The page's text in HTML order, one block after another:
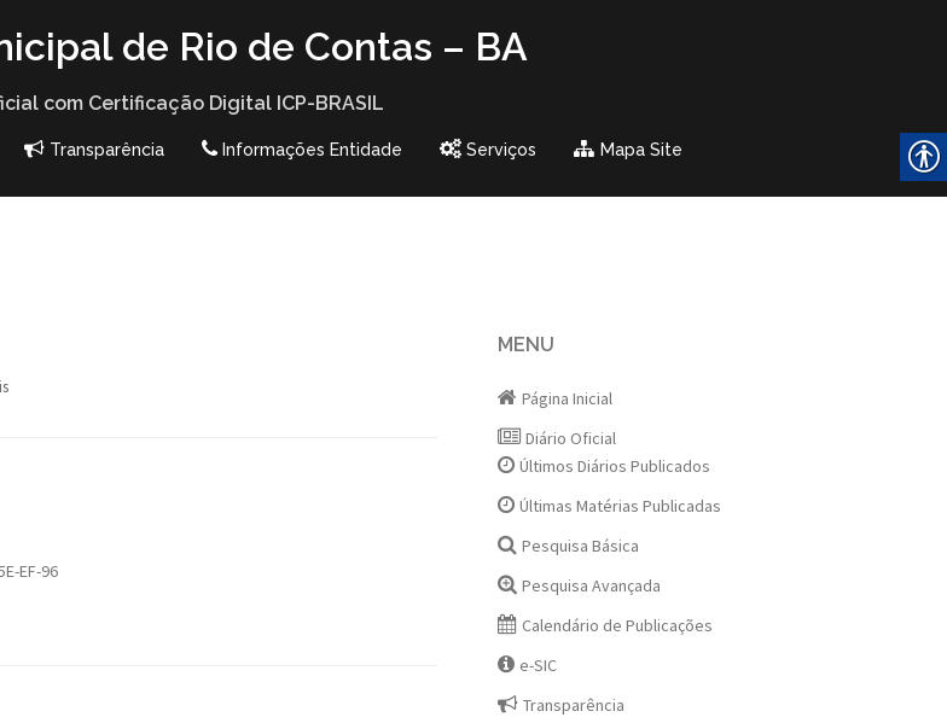
de Rio de Contas – BA
com Certificação Digital ICP-BRASIL
Transparência Informações Entidade Serviços Mapa Site
EF-96
MENU
Página Inicial
Diário Oficial
Últimos Diários Publicados
Últimas Matérias Publicadas
Pesquisa Básica
Pesquisa Avançada
Calendário de Publicações
e-SIC
Transparência